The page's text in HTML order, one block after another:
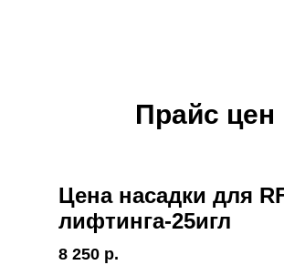
Прайс цен
Цена насадки для
лифтинга-25игл
8 250 р.